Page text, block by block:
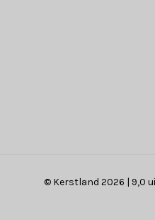
© Kerstland 2026 | 9,0